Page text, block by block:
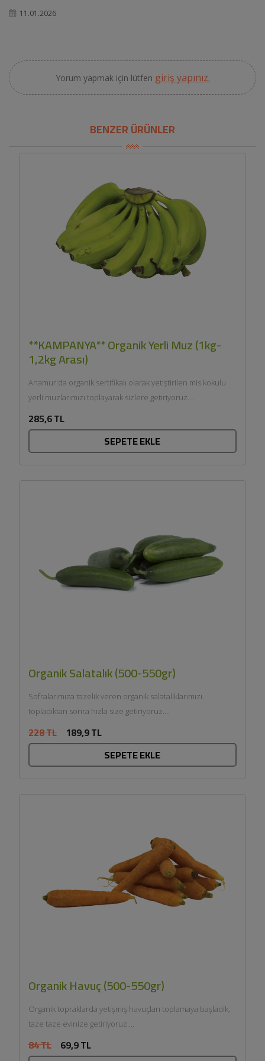
11.01.2026
Yorum yapmak için lütfen giriş yapınız.
BENZER ÜRÜNLER
**KAMPANYA** Organik Yerli Muz (1kg-
1,2kg Arası)
Anamur'da organik sertifikalı olarak yetiştirilen mis kokulu
yerli muzlarımızı toplayarak sizlere getiriyoruz....
285,6 TL
SEPETE EKLE
Organik Salatalık (500-550gr)
Sofralarımıza tazelik veren organik salatalıklarımızı
topladıktan sonra hızla size getiriyoruz....
228 TL 189,9 TL
SEPETE EKLE
Organik Havuç (500-550gr)
Organik topraklarda yetişmiş havuçları toplamaya başladık,
taze taze evinize getiriyoruz....
84 TL 69,9 TL